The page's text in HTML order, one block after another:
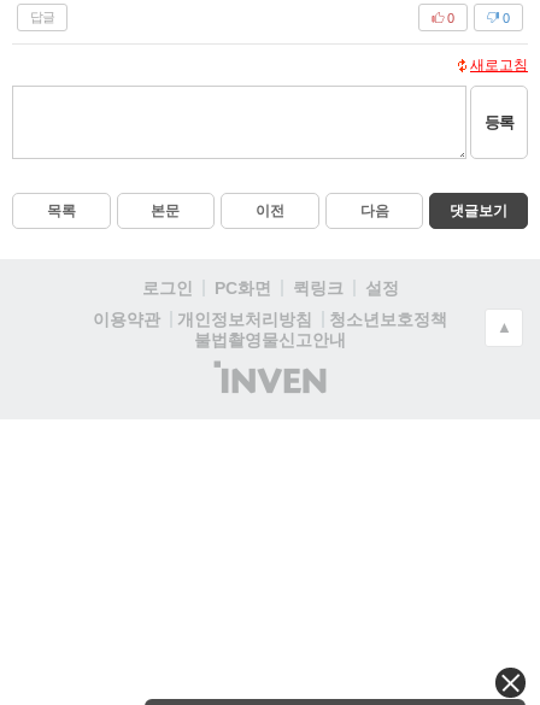
답글 0
0
새로고침
등록
목록 본문 이전 다음 댓글보기
로그인 PC화면 퀵링크
설정
이용약관
개인정보처리방침
청소년보호정책
불법촬영물신고안내
(주)
인
▲